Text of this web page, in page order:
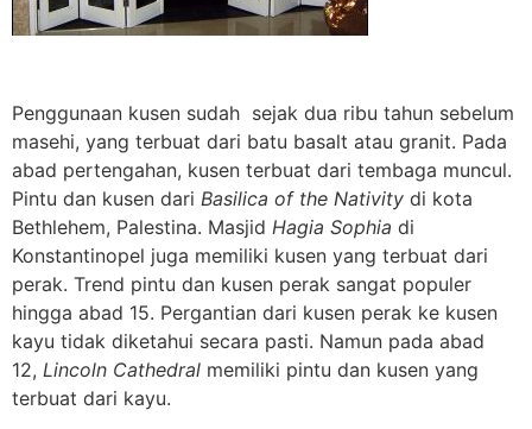
Penggunaan kusen sudah sejak dua ribu tahun sebelum
masehi, yang terbuat dari batu basalt atau granit. Pada
abad pertengahan, kusen terbuat dari tembaga muncul.
Pintu dan kusen dari Basilica of the Nativity di kota
Bethlehem, Palestina. Masjid Hagia Sophia di
Konstantinopel juga memiliki kusen yang terbuat dari
perak. Trend pintu dan kusen perak sangat populer
hingga abad 15. Pergantian dari kusen perak ke kusen
kayu tidak diketahui secara pasti. Namun pada abad
12, Lincoln Cathedral memiliki pintu dan kusen yang
terbuat dari kayu.